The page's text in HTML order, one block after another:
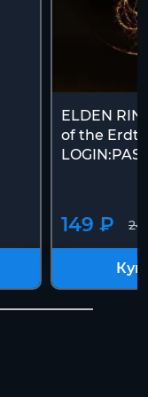
ELDEN
of the
149 ₽